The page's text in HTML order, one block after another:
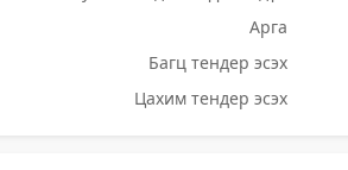
Арга
Багц тендер эсэх
Цахим тендер эсэх